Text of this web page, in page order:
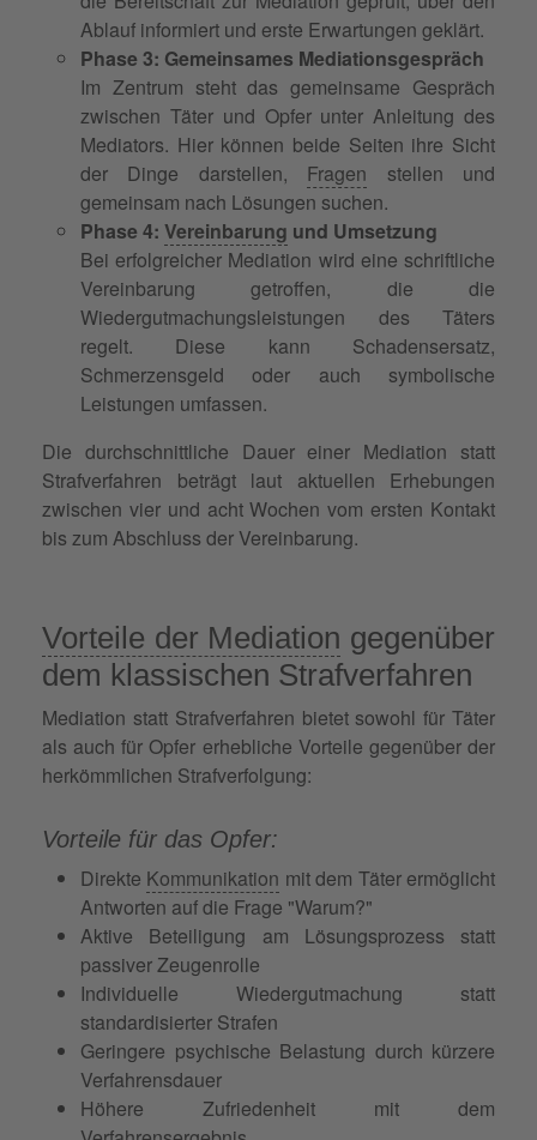
Ablauf informiert und erste Erwartungen geklärt.
Phase 3: Gemeinsames Mediationsgespräch
Im Zentrum steht das gemeinsame Gespräch
zwischen Täter und Opfer unter Anleitung des
Mediators. Hier können beide Seiten ihre Sicht
der Dinge darstellen, Fragen stellen und
gemeinsam nach Lösungen suchen.
Phase 4: Vereinbarung und Umsetzung
Bei erfolgreicher Mediation wird eine schriftliche
Vereinbarung getroffen, die die
Wiedergutmachungsleistungen des Täters
regelt. Diese kann Schadensersatz,
Schmerzensgeld oder auch symbolische
Leistungen umfassen.
Die durchschnittliche Dauer einer Mediation statt
Strafverfahren beträgt laut aktuellen Erhebungen
zwischen vier und acht Wochen vom ersten Kontakt
bis zum Abschluss der Vereinbarung.
Vorteile der Mediation gegenüber
dem klassischen Strafverfahren
Mediation statt Strafverfahren bietet sowohl für Täter
als auch für Opfer erhebliche Vorteile gegenüber der
herkömmlichen Strafverfolgung:
Vorteile für das Opfer:
Direkte Kommunikation mit dem Täter ermöglicht
Antworten auf die Frage "Warum?"
Aktive Beteiligung am Lösungsprozess statt
passiver Zeugenrolle
Individuelle Wiedergutmachung statt
standardisierter Strafen
Geringere psychische Belastung durch kürzere
Verfahrensdauer
Höhere Zufriedenheit mit dem